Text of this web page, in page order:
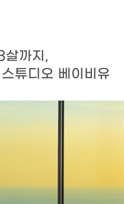
살까지,
디오 베이비유